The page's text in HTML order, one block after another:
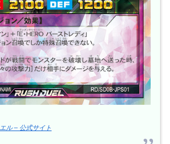
ル – 公式サイト